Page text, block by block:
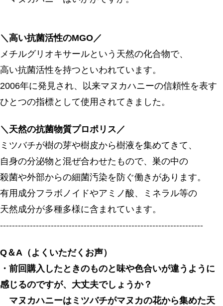
＼高い抗菌活性のMGO／
メチルグリオキサールという天然の化合物で、
高い抗菌活性を持つといわれています。
2006年に発見され、以来マヌカハニーの信頼性を表す
ひとつの指標として使用されてきました。
＼天然の抗菌物質プロポリス／
ミツバチが樹の芽や樹皮から樹液を集めてきて、
自身の分泌物と混ぜ合わせたもので、巣の中の
殺菌や外部からの細菌汚染を防ぐ働きがあります。
有用成分フラボノイドやアミノ酸、ミネラル等の
天然成分が多種多様に含まれています。
--------------------------------------------------------------------
Q＆A（よくいただくお声）
・前回購入したときのものと味や色合いが違うように
感じるのですが、大丈夫でしょうか？
マヌカハニーはミツバチがマヌカの花から集めた天